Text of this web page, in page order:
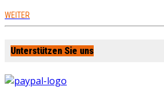
WEITER
Unterstützen Sie uns